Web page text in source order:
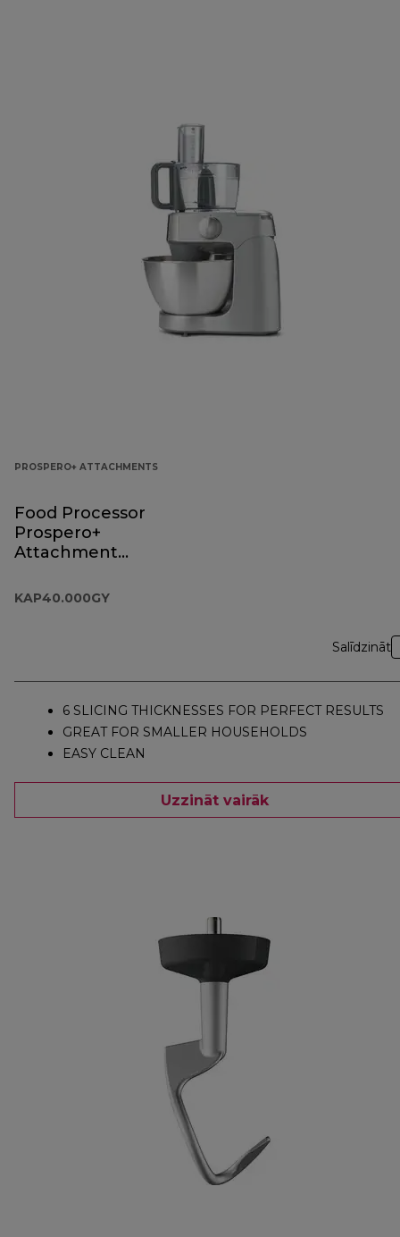
PROSPERO+ ATTACHMENTS
Food Processor
Prospero+
Attachment
KAP40.000GY
Salīdzināt
6 SLICING THICKNESSES FOR PERFECT RESULTS
GREAT FOR SMALLER HOUSEHOLDS
EASY CLEAN
Uzzināt vairāk